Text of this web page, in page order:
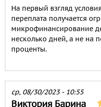
На первый взгляд
переплата получается
микрофинансирование
несколько дней, а не на
проценты.
ср, 08/30/2023 - 10:55
Виктория Барина